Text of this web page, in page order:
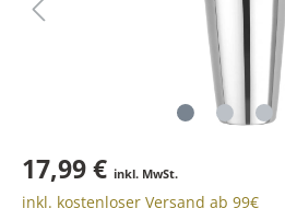
17,99 € inkl. MwSt.
inkl. kostenloser Versand ab 99€